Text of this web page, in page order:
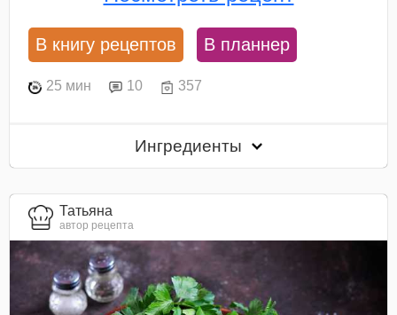
В книгу рецептов В планнер
25 мин 10 357
Ингредиенты
Татьяна
автор рецепта